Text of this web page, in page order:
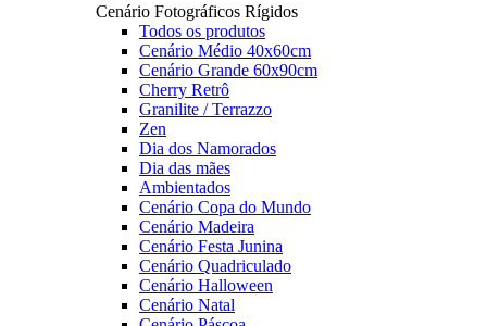
Cenário Fotográficos Rígidos
Todos os produtos
Cenário Médio 40x60cm
Cenário Grande 60x90cm
Cherry Retrô
Granilite / Terrazzo
Zen
Dia dos Namorados
Dia das mães
Ambientados
Cenário Copa do Mundo
Cenário Madeira
Cenário Festa Junina
Cenário Quadriculado
Cenário Halloween
Cenário Natal